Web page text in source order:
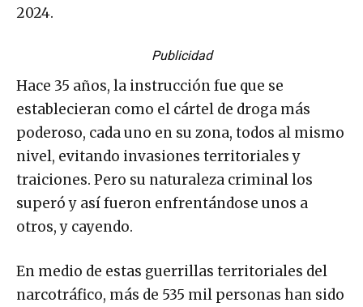
2024.
Publicidad
Hace 35 años, la instrucción fue que se
establecieran como el cártel de droga más
poderoso, cada uno en su zona, todos al mismo
nivel, evitando invasiones territoriales y
traiciones. Pero su naturaleza criminal los
superó y así fueron enfrentándose unos a
otros, y cayendo.
En medio de estas guerrillas territoriales del
narcotráfico, más de 535 mil personas han sido